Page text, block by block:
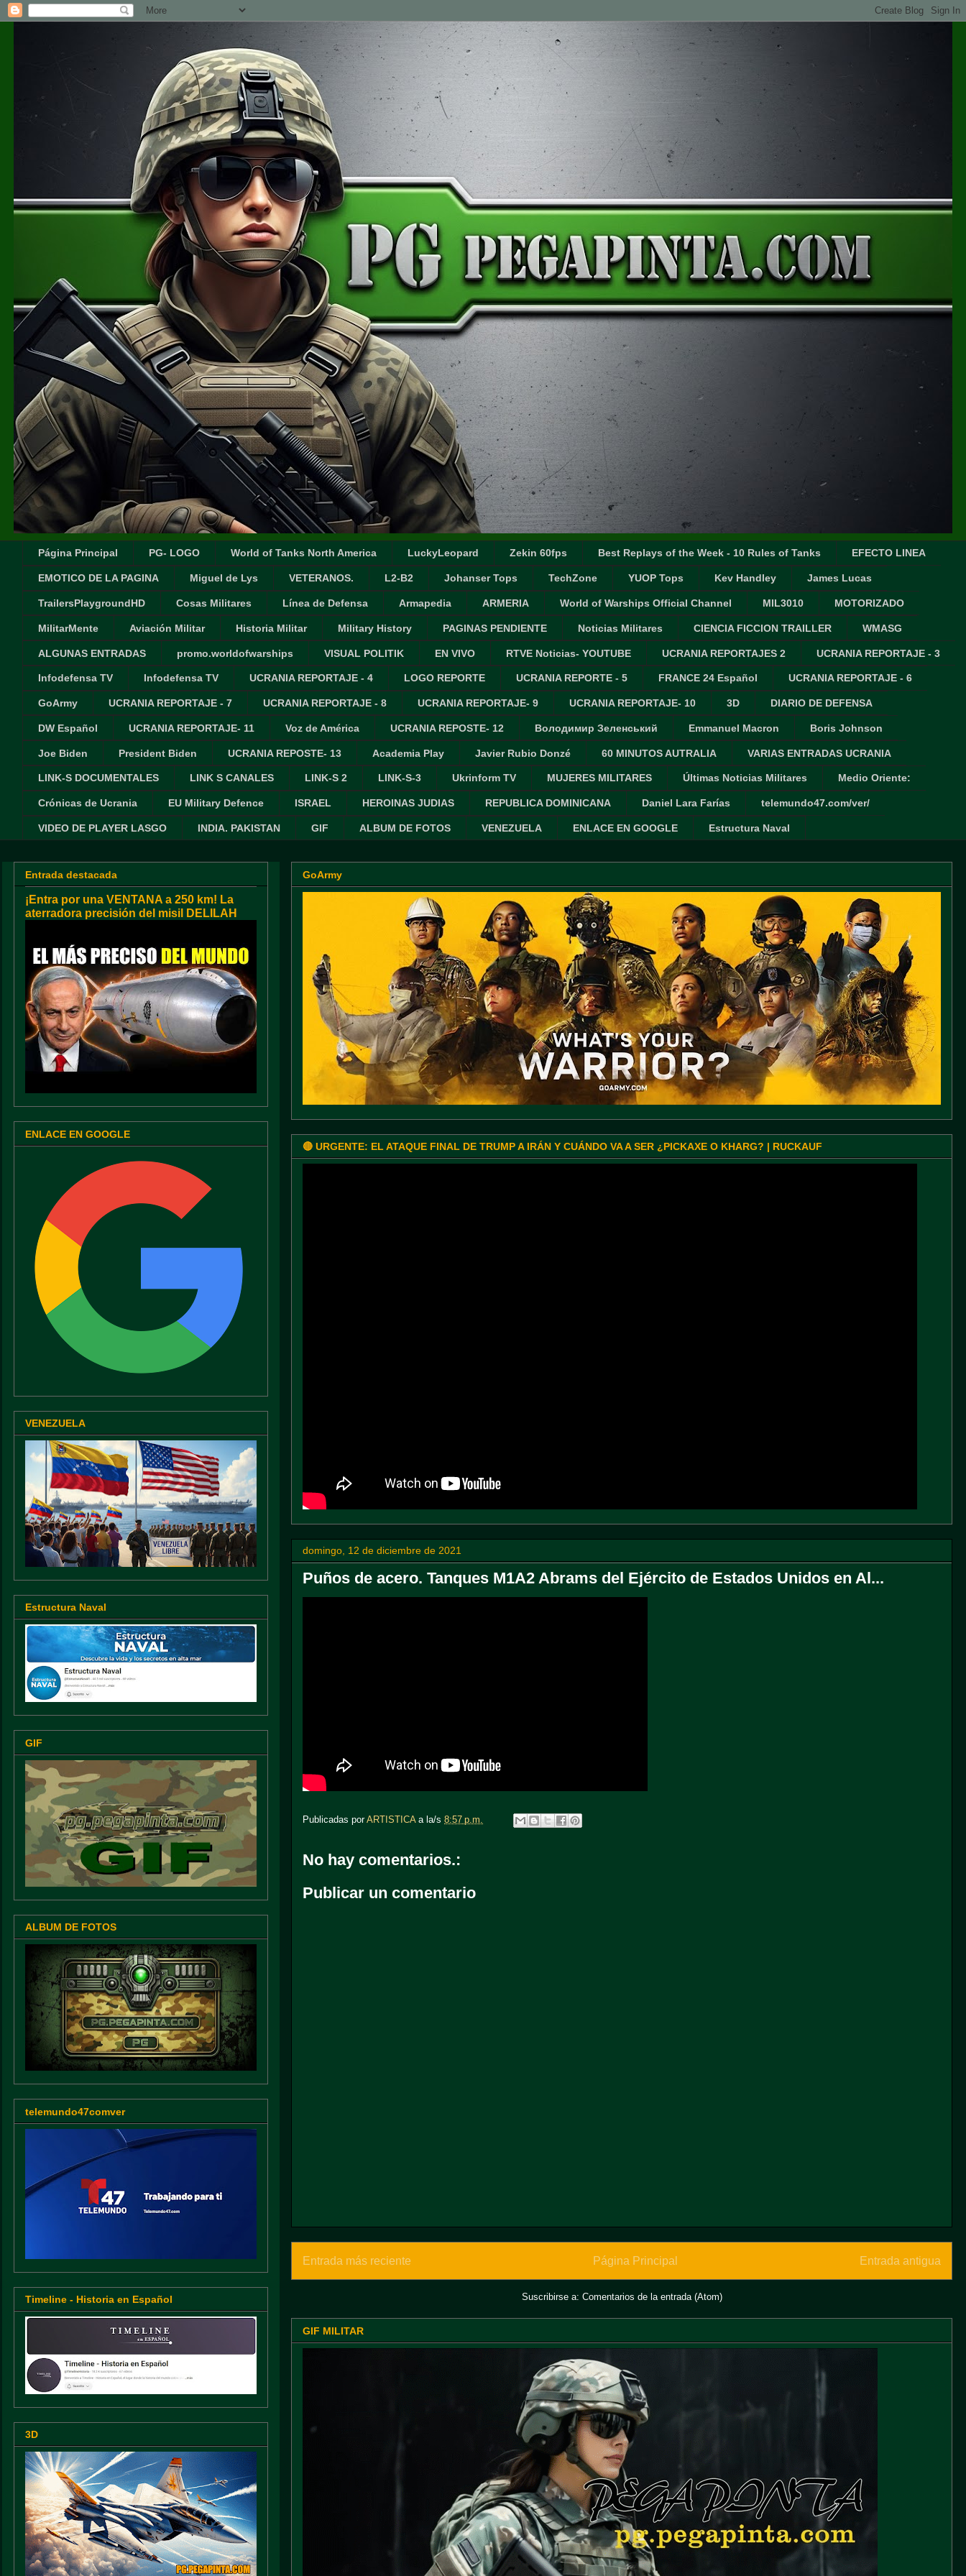
Página Principal PG- LOGO World of Tanks North America LuckyLeopard Zekin 60fps Best Replays of the Week - 10 Rules of Tanks EFECTO LINEA
EMOTICO DE LA PAGINA Miguel de Lys VETERANOS. L2-B2 Johanser Tops TechZone YUOP Tops Kev Handley James Lucas
TrailersPlaygroundHD Cosas Militares Línea de Defensa Armapedia ARMERIA World of Warships Official Channel MIL3010 MOTORIZADO
MilitarMente Aviación Militar Historia Militar Military History PAGINAS PENDIENTE Noticias Militares CIENCIA FICCION TRAILLER WMASG
ALGUNAS ENTRADAS promo.worldofwarships VISUAL POLITIK EN VIVO RTVE Noticias- YOUTUBE UCRANIA REPORTAJES 2 UCRANIA REPORTAJE - 3
Infodefensa TV Infodefensa TV UCRANIA REPORTAJE - 4 LOGO REPORTE UCRANIA REPORTE - 5 FRANCE 24 Español UCRANIA REPORTAJE - 6
GoArmy UCRANIA REPORTAJE - 7 UCRANIA REPORTAJE - 8 UCRANIA REPORTAJE- 9 UCRANIA REPORTAJE- 10 3D DIARIO DE DEFENSA
DW Español UCRANIA REPORTAJE- 11 Voz de América UCRANIA REPOSTE- 12 Володимир Зеленський Emmanuel Macron Boris Johnson
Joe Biden President Biden UCRANIA REPOSTE- 13 Academia Play Javier Rubio Donzé 60 MINUTOS AUTRALIA VARIAS ENTRADAS UCRANIA
LINK-S DOCUMENTALES LINK S CANALES LINK-S 2 LINK-S-3 Ukrinform TV MUJERES MILITARES Últimas Noticias Militares Medio Oriente:
Crónicas de Ucrania EU Military Defence ISRAEL HEROINAS JUDIAS REPUBLICA DOMINICANA Daniel Lara Farías telemundo47.com/ver/
VIDEO DE PLAYER LASGO INDIA. PAKISTAN GIF ALBUM DE FOTOS VENEZUELA ENLACE EN GOOGLE Estructura Naval
GoArmy
🔴 URGENTE: EL ATAQUE FINAL DE TRUMP A IRÁN Y CUÁNDO VA A SER ¿PICKAXE O KHARG? | RUCKAUF
domingo, 12 de diciembre de 2021
Puños de acero. Tanques M1A2 Abrams del Ejército de Estados Unidos en Al...
Publicadas porARTISTICA a la/s 8:57 p.m.
No hay comentarios.:
Publicar un comentario
Entrada más reciente Entrada antigua
Página Principal
Suscribirse a: Comentarios de la entrada (Atom)
GIF MILITAR
Entrada destacada
¡Entra por una VENTANA a 250 km! La
aterradora precisión del misil DELILAH
ENLACE EN GOOGLE
VENEZUELA
Estructura Naval
GIF
ALBUM DE FOTOS
telemundo47comver
Timeline - Historia en Español
3D